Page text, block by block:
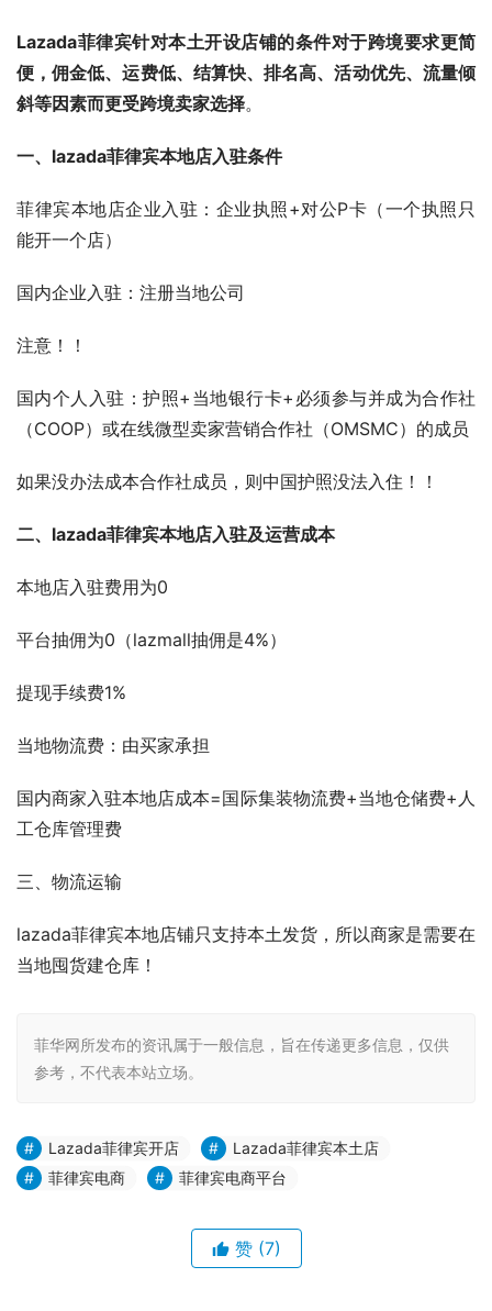
Lazada菲律宾针对本土开设店铺的条件对于跨境要求更简
便，佣金低、运费低、结算快、排名高、活动优先、流量倾
斜等因素而更受跨境卖家选择。
一、lazada菲律宾本地店入驻条件
菲律宾本地店企业入驻：企业执照+对公P卡（一个执照只
能开一个店）
国内企业入驻：注册当地公司
注意！！
国内个人入驻：护照+当地银行卡+必须参与并成为合作社
（COOP）或在线微型卖家营销合作社（OMSMC）的成员
如果没办法成本合作社成员，则中国护照没法入住！！
二、lazada菲律宾本地店入驻及运营成本
本地店入驻费用为0
平台抽佣为0（lazmall抽佣是4%）
提现手续费1%
当地物流费：由买家承担
国内商家入驻本地店成本=国际集装物流费+当地仓储费+人
工仓库管理费
三、物流运输
lazada菲律宾本地店铺只支持本土发货，所以商家是需要在
当地囤货建仓库！
菲华网所发布的资讯属于一般信息，旨在传递更多信息，仅供
参考，不代表本站立场。
Lazada菲律宾开店
Lazada菲律宾本土店
菲律宾电商
菲律宾电商平台
赞 (7)